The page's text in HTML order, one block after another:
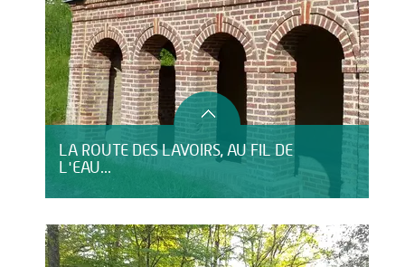
LA ROUTE DES LAVOIRS, AU FIL DE
L'EAU...